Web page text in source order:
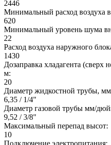
2446
Минимальный расход воздуха
620
Минимальный уровень шума
22
Расход воздуха наружного
1430
Дозаправка хладагента
м:
20
Диаметр жидкостной трубы,
6,35 / 1/4"
Диаметр газовой трубы мм/
9,52 / 3/8"
Максимальный перепад высот:
10
Подключение электропитания: